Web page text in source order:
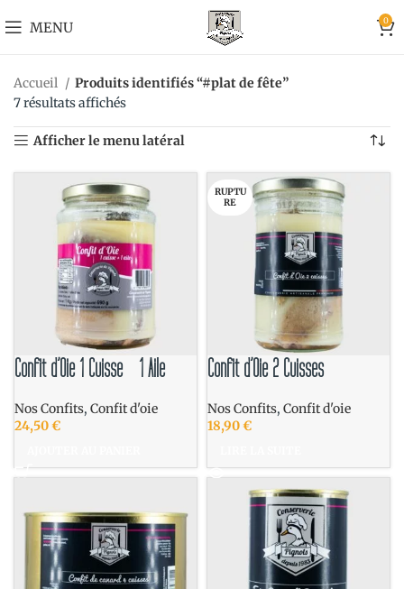
MENU 0
Accueil
Produits identifiés “#plat de fête”
7 résultats affichés
Afficher le menu latéral
Confit d’Oie 1 Cuisse – 1 Aile
Nos Confits, Confit d'oie
24,50€
RUPTU
RE
Confit d’Oie 2 Cuisses
Nos Confits, Confit d'oie
18,90€